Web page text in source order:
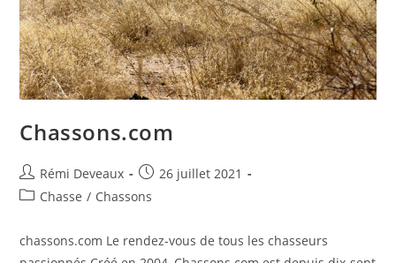
Chassons.com
Rémi Deveaux
26 juillet 2021
Chasse / Chassons
chassons.com Le rendez-vous de tous les chasseurs